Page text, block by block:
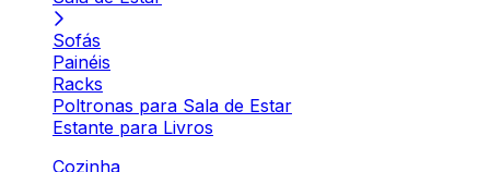
Sofás
Painéis
Racks
Poltronas para Sala de Estar
Estante para Livros
Cozinha